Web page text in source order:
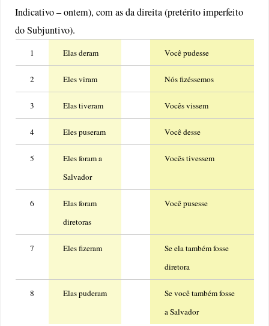
Indicativo – ontem), com as da direita (pretérito imperfeito
do Subjuntivo).
1 Elas deram Você pudesse
2 Eles viram Nós fizéssemos
3 Elas tiveram Vocês vissem
4 Eles puseram Você desse
5
Eles foram a
Salvador
Vocês tivessem
6
Elas foram
diretoras
Você pusesse
7 Eles fizeram
Se ela também fosse
diretora
8 Elas puderam
Se você também fosse
a Salvador